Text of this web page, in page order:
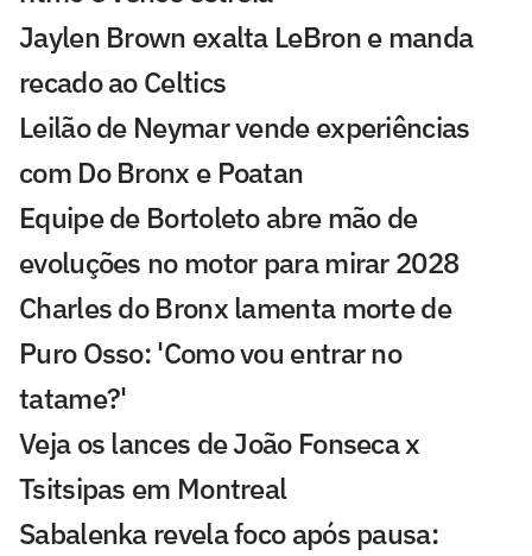
Jaylen Brown exalta LeBron e manda
recado ao Celtics
Leilão de Neymar vende experiências
com Do Bronx e Poatan
Equipe de Bortoleto abre mão de
evoluções no motor para mirar 2028
Charles do Bronx lamenta morte de
Puro Osso: 'Como vou entrar no
tatame?'
Veja os lances de João Fonseca x
Tsitsipas em Montreal
Sabalenka revela foco após pausa: